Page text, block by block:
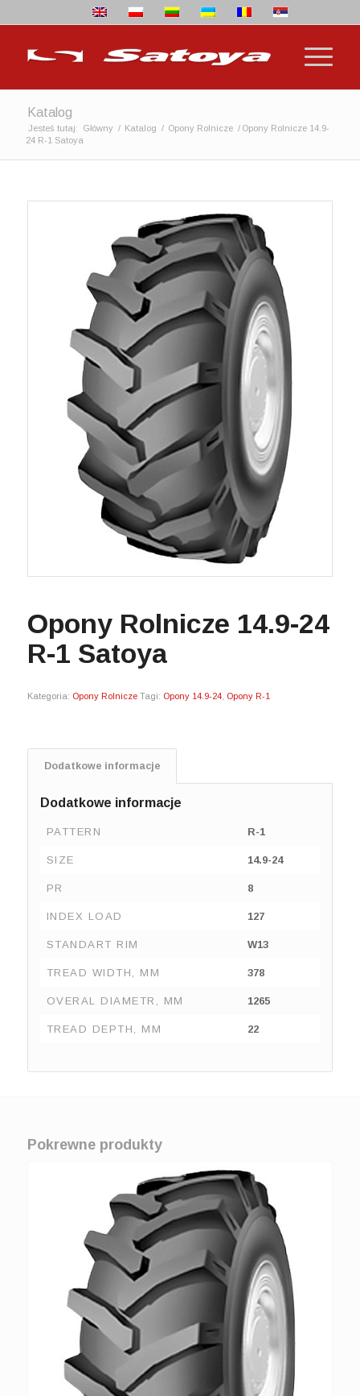
Katalog
Jesteś tutaj: Główny / Katalog / Opony Rolnicze / Opony Rolnicze 14.9-
24 R-1 Satoya
Opony Rolnicze 14.9-24
R-1 Satoya
Kategoria: Opony Rolnicze Tagi: Opony 14.9-24, Opony R-1
Dodatkowe informacje
Dodatkowe informacje
PATTERN R-1
SIZE 14.9-24
PR 8
INDEX LOAD 127
STANDART RIM W13
TREAD WIDTH, MM 378
OVERAL DIAMETR, MM 1265
TREAD DEPTH, MM 22
Pokrewne produkty